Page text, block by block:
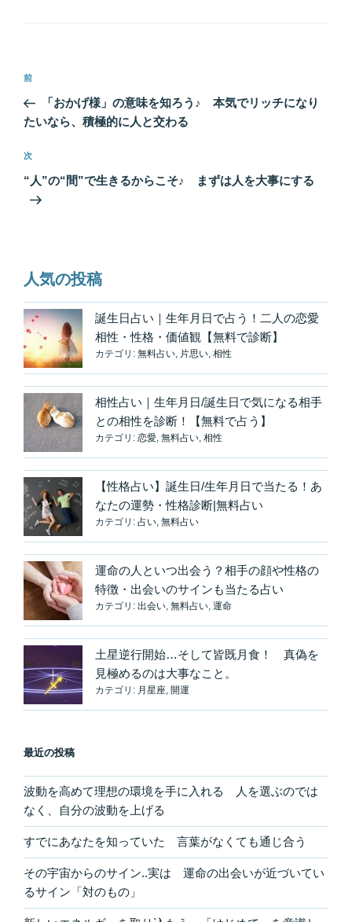
投
ナ
ゲ
ー
シ
前
の
投
前
「おかげ様」の意味を知ろう♪ 本気でリッチになり
たいなら、積極的に人と交わる
次
の
次
“人”の“間”で生きるからこそ♪ まずは人を大事にする
人気の投稿
誕生日占い｜生年月日で占う！二人の恋愛
相性・性格・価値観【無料で診断】
カテゴリ: 無料占い, 片思い, 相性
相性占い｜生年月日/誕生日で気になる相手
との相性を診断！【無料で占う】
カテゴリ: 恋愛, 無料占い, 相性
【性格占い】誕生日/生年月日で当たる！あ
なたの運勢・性格診断|無料占い
カテゴリ: 占い, 無料占い
運命の人といつ出会う？相手の顔や性格の
特徴・出会いのサインも当たる占い
カテゴリ: 出会い, 無料占い, 運命
土星逆行開始…そして皆既月食！ 真偽を
見極めるのは大事なこと。
カテゴリ: 月星座, 開運
最近の投稿
波動を高めて理想の環境を手に入れる 人を選ぶのでは
なく、自分の波動を上げる
すでにあなたを知っていた 言葉がなくても通じ合う
その宇宙からのサイン..実は 運命の出会いが近づいてい
るサイン「対のもの」